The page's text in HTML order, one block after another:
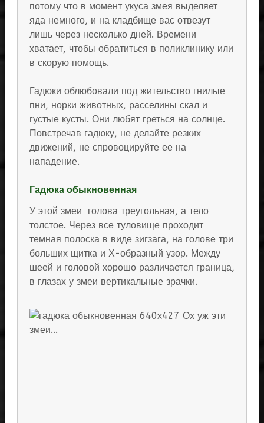
потому что в момент укуса змея выделяет
яда немного, и на кладбище вас отвезут
лишь через несколько дней. Времени
хватает, чтобы обратиться в поликлинику или
в скорую помощь.
Гадюки облюбовали под жительство гнилые
пни, норки животных, расселины скал и
густые кусты. Они любят греться на солнце.
Повстречав гадюку, не делайте резких
движений, не спровоцируйте ее на
нападение.
Гадюка обыкновенная
У этой змеи голова треугольная, а тело
толстое. Через все туловище проходит
темная полоска в виде зигзага, на голове три
больших щитка и Х-образный узор. Между
шеей и головой хорошо различается граница,
в глазах у змеи вертикальные зрачки.